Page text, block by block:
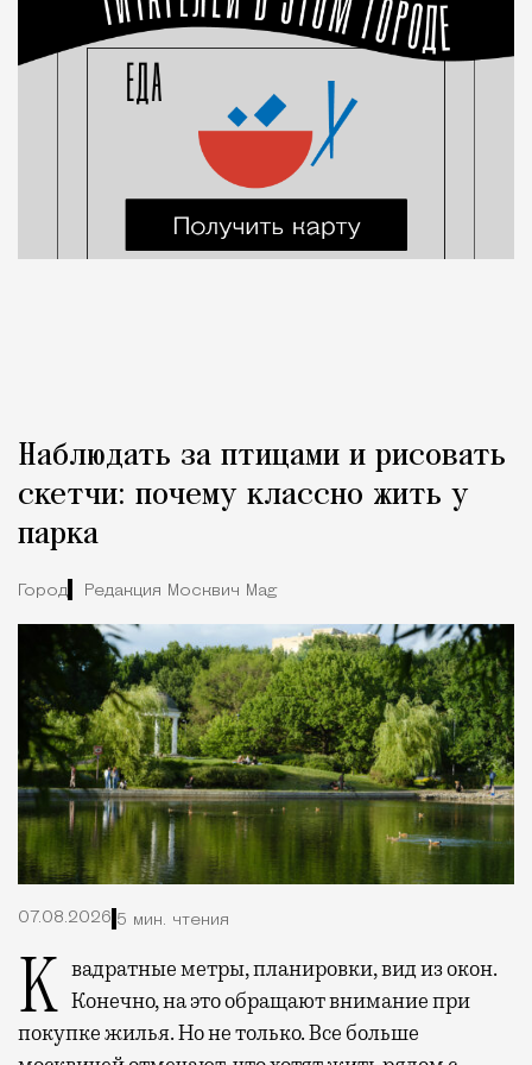
Наблюдать за птицами и рисовать
скетчи: почему классно жить у
парка
Город Редакция Москвич Mag
07.08.2026 5 мин. чтения
Квадратные метры, планировки, вид из окон. Конечно, на это обращают внимание при
покупке жилья. Но не только. Все больше